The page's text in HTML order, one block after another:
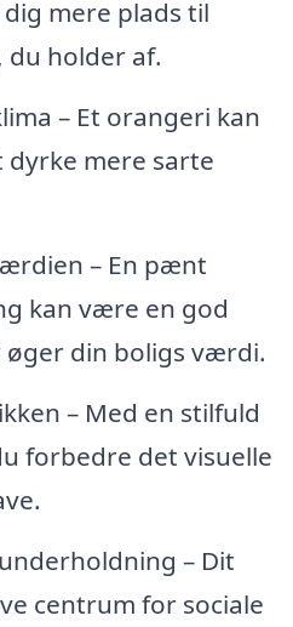
mere plads til
holder af.
– Et orangeri kan
mere sarte
– En pænt
kan være en god
din boligs værdi.
– Med en stilfuld
forbedre det visuelle
– Dit
centrum for sociale